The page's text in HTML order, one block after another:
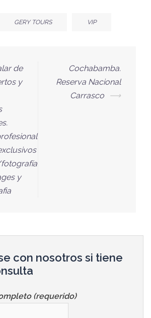
GERY TOURS VIP
de
y
y
Cochabamba.
Reserva Nacional
Carrasco
⟶
con nosotros si tiene
(requerido)